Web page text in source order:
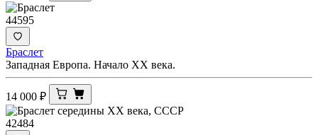
44595
Браслет
Западная Европа. Начало XX века.
14 000 ₽
42484